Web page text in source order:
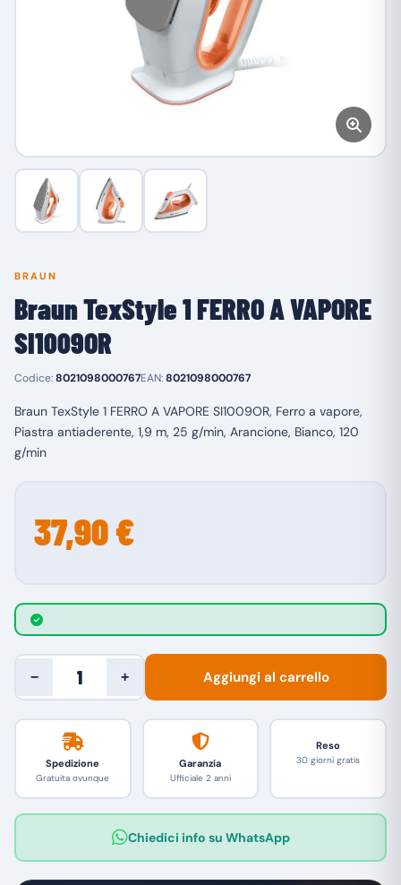
BRAUN
Braun TexStyle 1 FERRO A VAPORE
SI1009OR
Codice:8021098000767EAN:8021098000767
Braun TexStyle 1 FERRO A VAPORE SI1009OR, Ferro a vapore,
Piastra antiaderente, 1,9 m, 25 g/min, Arancione, Bianco, 120
g/min
37,90 €
− + Aggiungi al carrello
Spedizione
Gratuita ovunque
Garanzia
Ufficiale 2 anni
Reso
30 giorni gratis
Chiedici info su WhatsApp